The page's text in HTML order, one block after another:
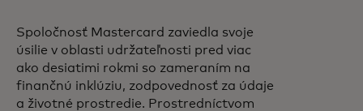
Spoločnosť Mastercard zaviedla svoje
úsilie v oblasti udržateľnosti pred viac
ako desiatimi rokmi so zameraním na
finančnú inklúziu, zodpovednosť za údaje
a životné prostredie. Prostredníctvom